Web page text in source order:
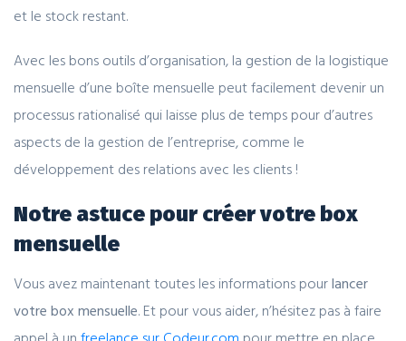
et le stock restant.
Avec les bons outils d’organisation, la gestion de la logistique
mensuelle d’une boîte mensuelle peut facilement devenir un
processus rationalisé qui laisse plus de temps pour d’autres
aspects de la gestion de l’entreprise, comme le
développement des relations avec les clients !
Notre astuce pour créer votre box
mensuelle
Vous avez maintenant toutes les informations pourlancer
votre box mensuelle. Et pour vous aider, n’hésitez pas à faire